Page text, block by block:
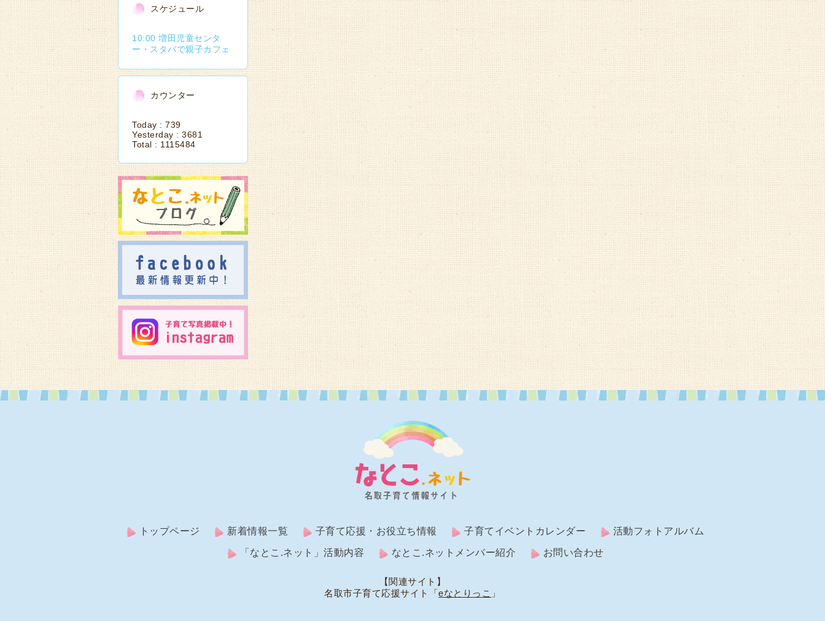
スケジュール
10:00 増田児童センタ
ー・スタバで親子カフェ
カウンター
Today : 739
Yesterday : 3681
Total : 1115484
トップページ 新着情報一覧 子育て応援・お役立ち情報 子育てイベントカレンダー 活動フォトアルバム
「なとこ.ネット」活動内容 なとこ.ネットメンバー紹介 お問い合わせ
【関連サイト】
名取市子育て応援サイト「eなとりっこ 」